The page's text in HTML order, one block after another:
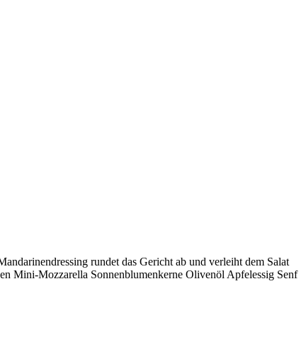
rundet das Gericht ab und verleiht dem Salat
Mini-Mozzarella Sonnenblumenkerne Olivenöl Apfelessig Senf